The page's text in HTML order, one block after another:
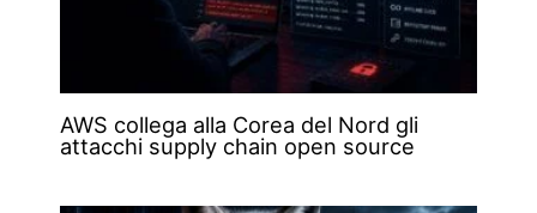
AWS collega alla Corea del Nord gli
attacchi supply chain open source